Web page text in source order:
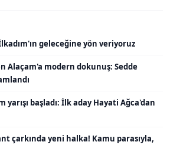
geleceğine yön veriyoruz
Alaçam'a modern dokunuş: Sedde
yarışı başladı: İlk aday Hayati Ağca'dan
çarkında yeni halka! Kamu parasıyla,